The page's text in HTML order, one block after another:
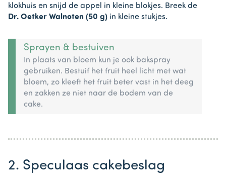
klokhuis en snijd de appel in kleine blokjes. Breek de
Dr. Oetker Walnoten (50 g) in kleine stukjes.
Sprayen & bestuiven
In plaats van bloem kun je ook bakspray
gebruiken. Bestuif het fruit heel licht met wat
bloem, zo kleeft het fruit beter vast in het deeg
en zakken ze niet naar de bodem van de
cake.
2. Speculaas cakebeslag